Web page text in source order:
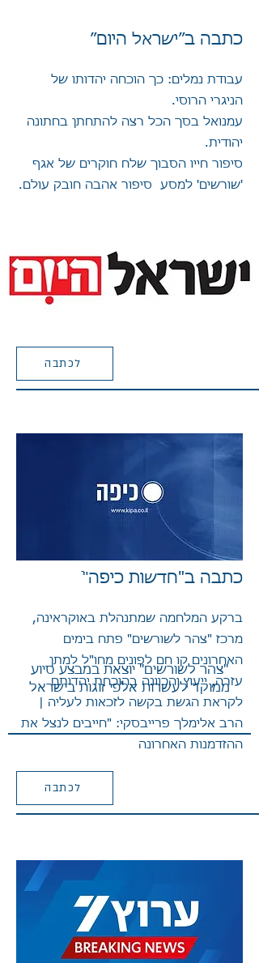
"צהר לשורשים" יוצאת במבצע סיוע
ממוקד לעשרות אלפי זוגות בישראל
כתבה ב״ישראל היום״​
עבודת נמלים: כך הוכחה יהדותו של
הניגרי הרוסי.
עמנואל בסך הכל רצה להתחתן בחתונה
יהודית.
סיפור חייו הסבוך שלח חוקרים של אגף
'שורשים' למסע סיפור אהבה חובק עולם.
לכתבה
כתבה ב"חדשות כיפה"ֿ
ברקע המלחמה שמתנהלת באוקראינה,
מרכז "צהר לשורשים" פתח בימים
האחרונים קו חם לפונים מחו"ל למתן
עזרה, ייעוץ והכוונה בהוכחת יהדותם
לקראת הגשת בקשה לזכאות לעליה |
הרב אלימלך פרייבסקי: "חייבים לנצל את
ההזדמנות האחרונה
לכתבה